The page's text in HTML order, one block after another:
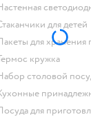
Настенная
Стаканчики для детей
Пакеты для
Термос кружка
Набор столовой
Кухонные
Посуда для